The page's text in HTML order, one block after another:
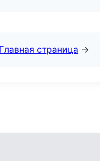
Главная страница →